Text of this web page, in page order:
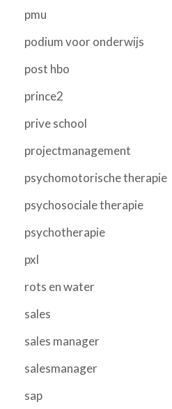
pmu
podium voor onderwijs
post hbo
prince2
prive school
projectmanagement
psychomotorische therapie
psychosociale therapie
psychotherapie
pxl
rots en water
sales
sales manager
salesmanager
sap